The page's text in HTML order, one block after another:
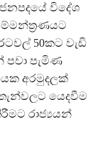
විදේශ
50කට වැඩි
පවා පැමිණ
අරමුදලක්
යෙදවීම
රාජ්‍යයන්